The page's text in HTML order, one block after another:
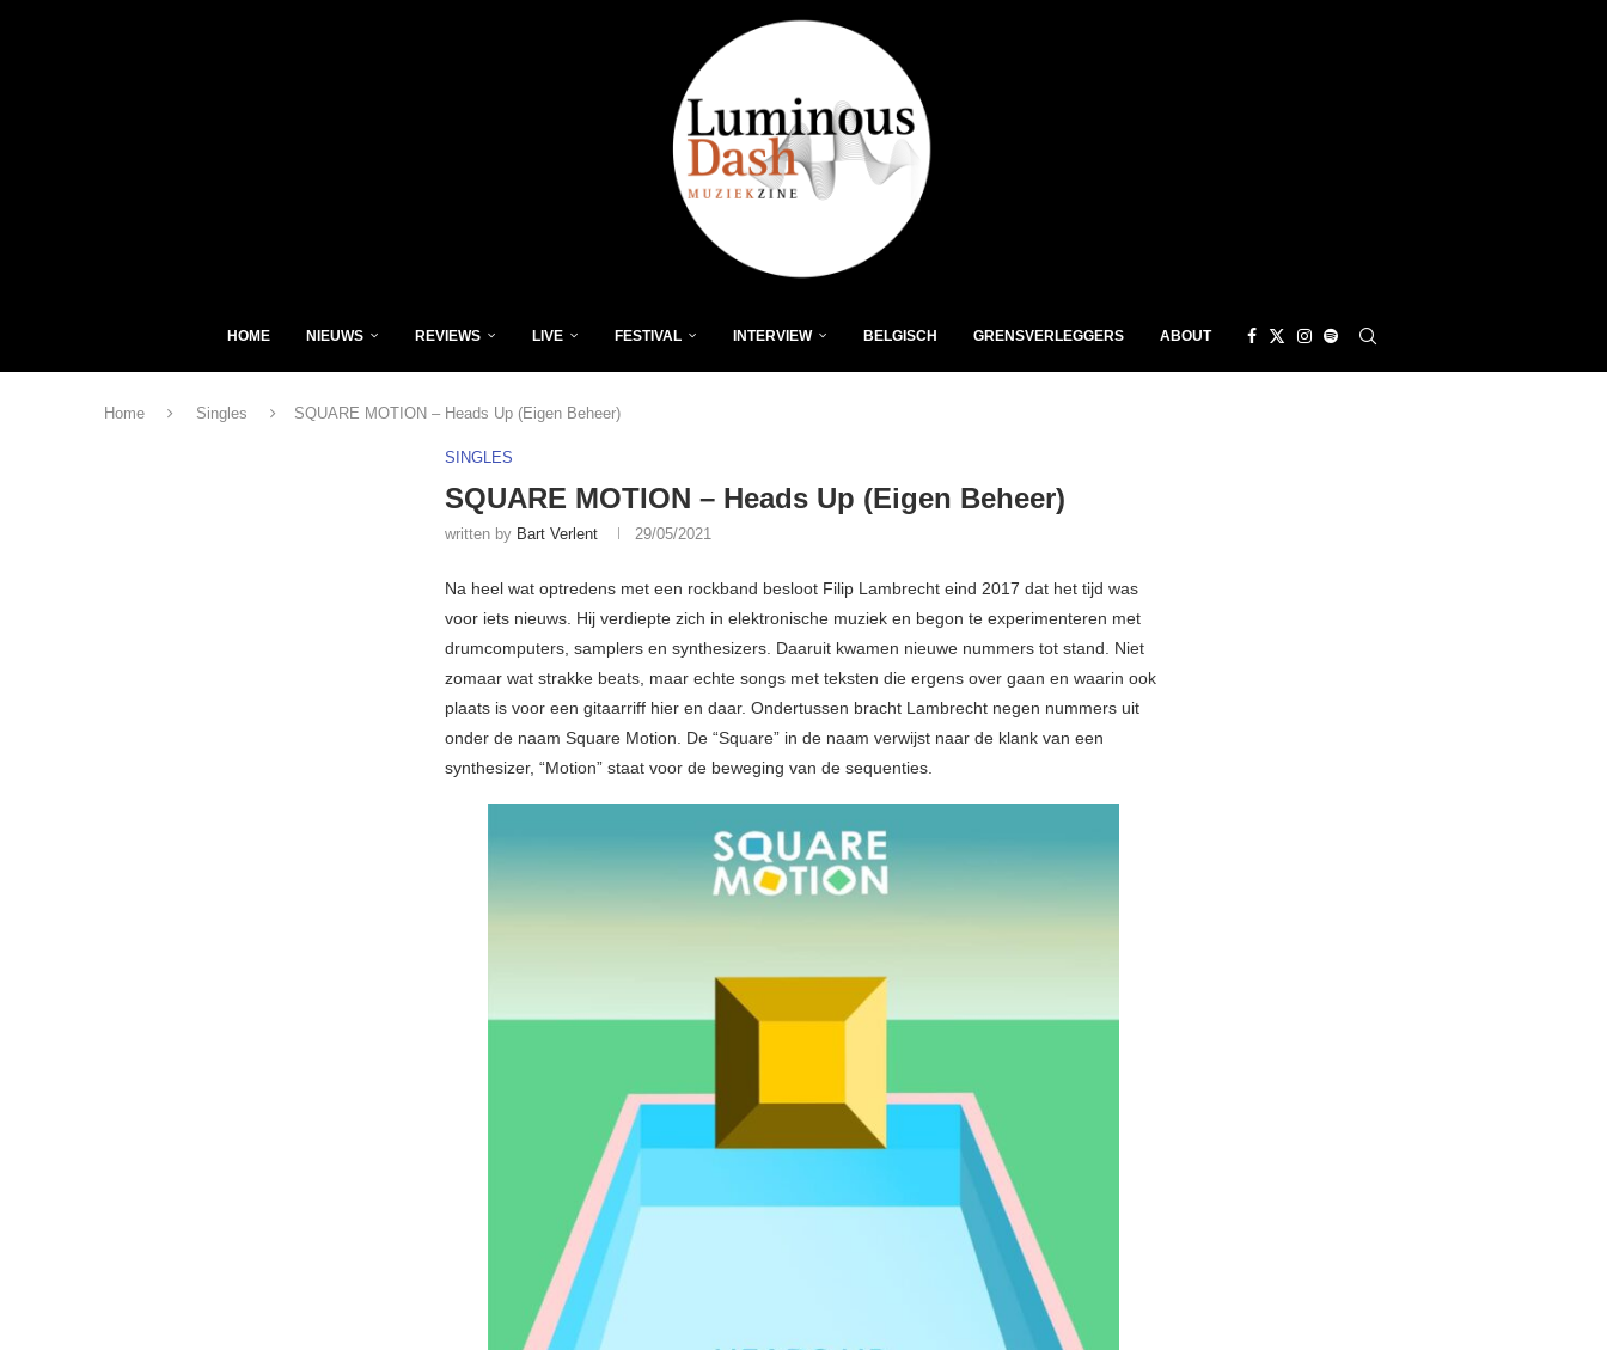
HOME NIEUWS REVIEWS LIVE FESTIVAL INTERVIEW BELGISCH GRENSVERLEGGERS ABOUT
Home Singles SQUARE MOTION – Heads Up (Eigen Beheer)
SINGLES
SQUARE MOTION – Heads Up (Eigen Beheer)
written by Bart Verlent 29/05/2021
Na heel wat optredens met een rockband besloot Filip Lambrecht eind 2017 dat het tijd was
voor iets nieuws. Hij verdiepte zich in elektronische muziek en begon te experimenteren met
drumcomputers, samplers en synthesizers. Daaruit kwamen nieuwe nummers tot stand. Niet
zomaar wat strakke beats, maar echte songs met teksten die ergens over gaan en waarin ook
plaats is voor een gitaarriff hier en daar. Ondertussen bracht Lambrecht negen nummers uit
onder de naam Square Motion. De “Square” in de naam verwijst naar de klank van een
synthesizer, “Motion” staat voor de beweging van de sequenties.